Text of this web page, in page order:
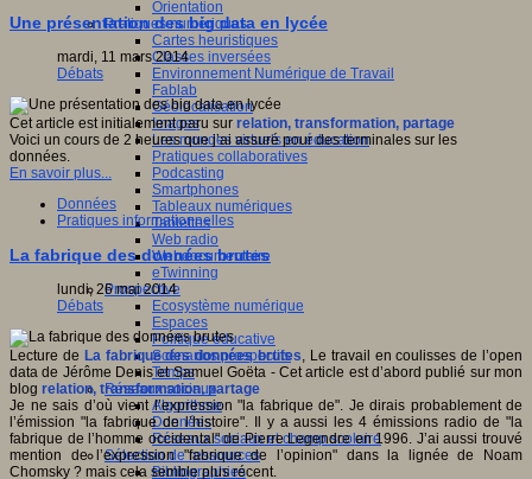
Orientation
Pratiques numériques
Cartes heuristiques
Classes inversées
Environnement Numérique de Travail
Fablab
Géolocalisation
Images
Les mondes virtuels en éducation
Pratiques collaboratives
Podcasting
Smartphones
Tableaux numériques
Tablettes
Web radio
Webdocumentaire
eTwinning
Prospective
Ecosystème numérique
Espaces
Politique éducative
Scénarios prospectifs
Temps
Réseaux sociaux
Algorithme
Données
Réseaux sociaux et champ scolaire
Sélection de ressources
Bibliographies
Une présentation des big data en lycée
mardi, 11 mars 2014
Débats
Cet article est initialement paru sur relation, transformation, partage
Voici un cours de 2 heures que j’ai assuré pour des terminales sur les
données.
En savoir plus...
Données
Pratiques informationnelles
La fabrique des données brutes
lundi, 26 mai 2014
Débats
Lecture de La fabrique des données brutes, Le travail en coulisses de l’open
data de Jérôme Denis et Samuel Goëta - Cet article est d’abord publié sur mon
blog relation, transformation, partage
Je ne sais d’où vient l’expression "la fabrique de". Je dirais probablement de
l’émission "la fabrique de l’histoire". Il y a aussi les 4 émissions radio de "la
fabrique de l’homme occidental" de Pierre Legendre en 1996. J’ai aussi trouvé
mention de l’expression "fabrique de l’opinion" dans la lignée de Noam
Chomsky ? mais cela semble plus récent.